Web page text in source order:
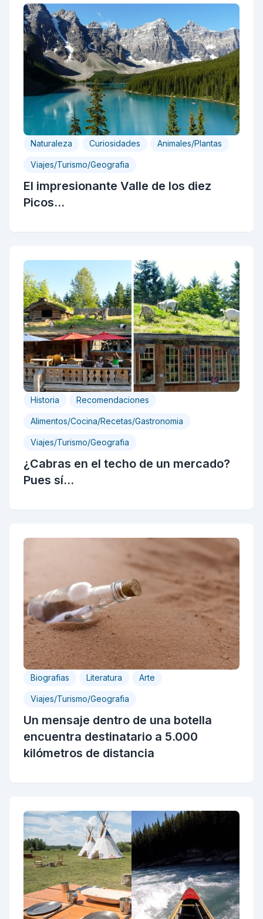
Naturaleza Curiosidades Animales/Plantas
Viajes/Turismo/Geografia
El impresionante Valle de los diez
Picos...
Historia Recomendaciones
Alimentos/Cocina/Recetas/Gastronomia
Viajes/Turismo/Geografia
¿Cabras en el techo de un mercado?
Pues sí...
Biografias Literatura Arte
Viajes/Turismo/Geografia
Un mensaje dentro de una botella
encuentra destinatario a 5.000
kilómetros de distancia